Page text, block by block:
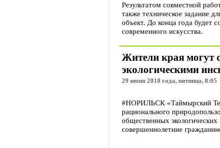
Результатом совместной
также техническое задание
объект. До конца года будет
современного искусства.
Жители края могут
экологическими
29 июня 2018 года, пятница, 8:05
#НОРИЛЬСК «Таймырский
рационального
общественных
совершеннолетние